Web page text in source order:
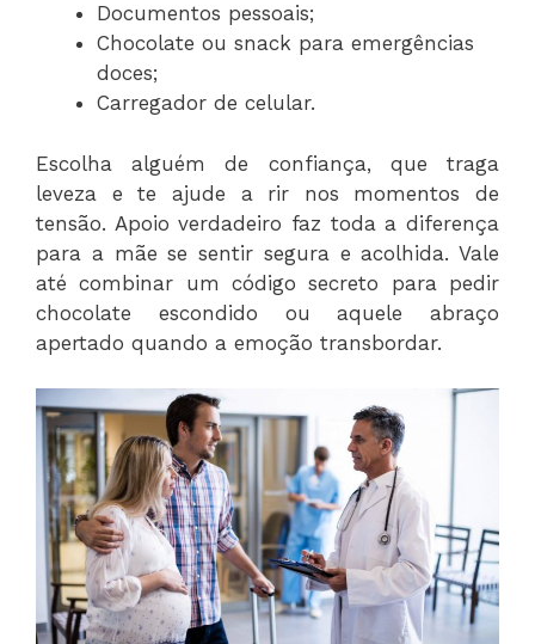
Documentos pessoais;
Chocolate ou snack para emergências
doces;
Carregador de celular.
Escolha alguém de confiança, que traga
leveza e te ajude a rir nos momentos de
tensão. Apoio verdadeiro faz toda a diferença
para a mãe se sentir segura e acolhida. Vale
até combinar um código secreto para pedir
chocolate escondido ou aquele abraço
apertado quando a emoção transbordar.